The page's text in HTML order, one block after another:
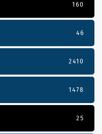
160
46
2410
1478
25